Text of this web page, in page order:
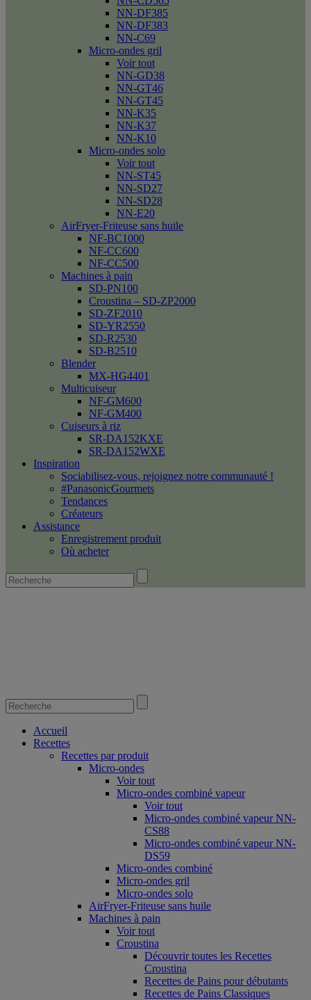
NN-DF385
NN-DF383
NN-C69
Micro-ondes gril
Voir tout
NN-GD38
NN-GT46
NN-GT45
NN-K35
NN-K37
NN-K10
Micro-ondes solo
Voir tout
NN-ST45
NN-SD27
NN-SD28
NN-E20
AirFryer-Friteuse sans huile
NF-BC1000
NF-CC600
NF-CC500
Machines à pain
SD-PN100
Croustina – SD-ZP2000
SD-ZF2010
SD-YR2550
SD-R2530
SD-B2510
Blender
MX-HG4401
Multicuiseur
NF-GM600
NF-GM400
Cuiseurs à riz
SR-DA152KXE
SR-DA152WXE
Inspiration
Sociabilisez-vous, rejoignez notre communauté !
#PanasonicGourmets
Tendances
Créateurs
Assistance
Enregistrement produit
Où acheter
Accueil
Recettes
Recettes par produit
Micro-ondes
Voir tout
Micro-ondes combiné vapeur
Voir tout
Micro-ondes combiné vapeur NN-
CS88
Micro-ondes combiné vapeur NN-
DS59
Micro-ondes combiné
Micro-ondes gril
Micro-ondes solo
AirFryer-Friteuse sans huile
Machines à pain
Voir tout
Croustina
Découvrir toutes les Recettes
Croustina
Recettes de Pains pour débutants
Recettes de Pains Classiques